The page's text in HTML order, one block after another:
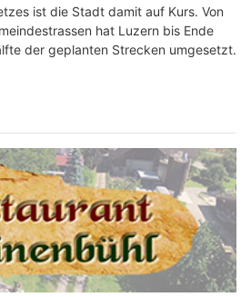
ist die Stadt damit auf Kurs. Von
hat Luzern bis Ende
der geplanten Strecken umgesetzt.